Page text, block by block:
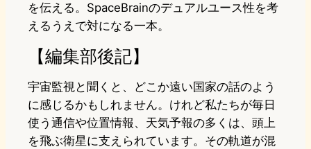
を伝える。SpaceBrainのデュアルユース性を考
えるうえで対になる一本。
【編集部後記】
宇宙監視と聞くと、どこか遠い国家の話のよう
に感じるかもしれません。けれど私たちが毎日
使う通信や位置情報、天気予報の多くは、頭上
を飛ぶ衛星に支えられています。その軌道が混